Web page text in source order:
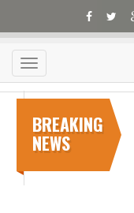
main
content
Toggle
navigation
BREAKING
NEWS